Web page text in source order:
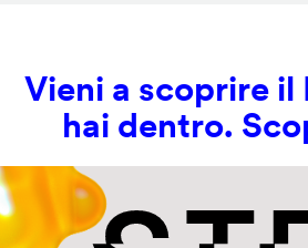
Vieni a scoprire il
hai dentro.